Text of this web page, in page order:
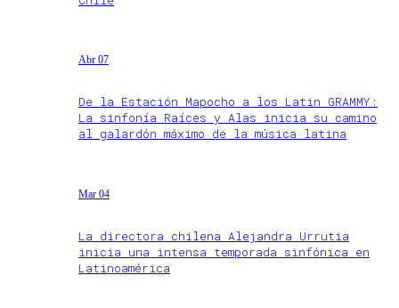
Abr 07
De la Estación Mapocho a los Latin GRAMMY:
La sinfonía Raíces y Alas inicia su camino
al galardón máximo de la música latina
Mar 04
La directora chilena Alejandra Urrutia
inicia una intensa temporada sinfónica en
Latinoamérica